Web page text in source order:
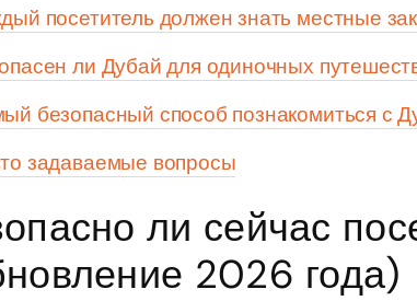
+ Free Global Village (Any Day)
Арабские Эмираты
Арабские Эмираты
Hours)
Арабские Эмираты
посетитель должен знать местные
ли Дубай для одиночных
безопасный способ познакомиться с
задаваемые вопросы
ли сейчас
2026 года)